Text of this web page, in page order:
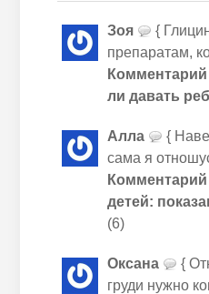
Зоя
{
препаратам,
ли давать
Алла
{
сама я
детей:
(6)
Оксана
{
груди нужно